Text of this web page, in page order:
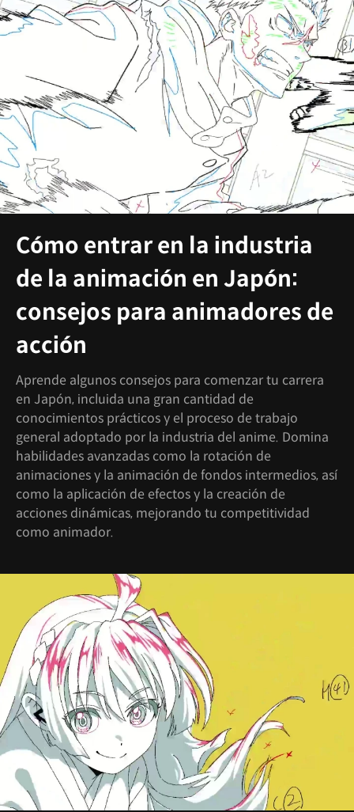
Cómo entrar en la industria
de la animación en Japón:
consejos para animadores de
acción
Aprende algunos consejos para comenzar tu carrera
en Japón, incluida una gran cantidad de
conocimientos prácticos y el proceso de trabajo
general adoptado por la industria del anime. Domina
habilidades avanzadas como la rotación de
animaciones y la animación de fondos intermedios, así
como la aplicación de efectos y la creación de
acciones dinámicas, mejorando tu competitividad
como animador.